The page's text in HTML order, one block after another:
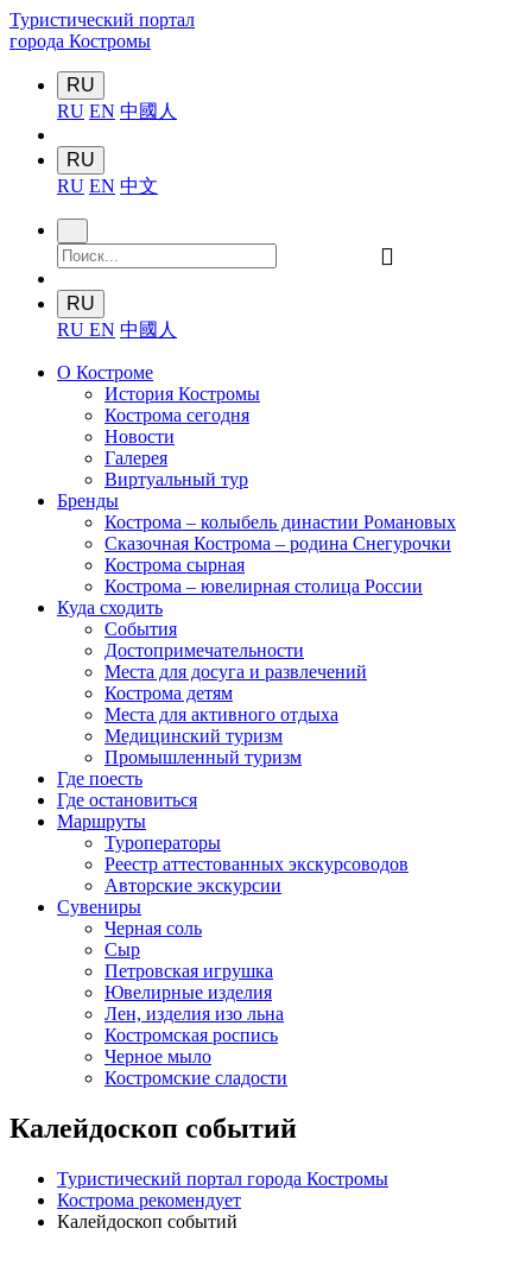
Туристический портал
города Костромы
RU
RU EN 中國人
RU
RU EN 中文
󰍉
RU
RU EN 中國人
О Костроме
История Костромы
Кострома сегодня
Новости
Галерея
Виртуальный тур
Бренды
Кострома – колыбель династии Романовых
Сказочная Кострома – родина Снегурочки
Кострома сырная
Кострома – ювелирная столица России
Куда сходить
События
Достопримечательности
Места для досуга и развлечений
Кострома детям
Места для активного отдыха
Медицинский туризм
Промышленный туризм
Где поесть
Где остановиться
Маршруты
Туроператоры
Реестр аттестованных экскурсоводов
Авторские экскурсии
Сувениры
Черная соль
Сыр
Петровская игрушка
Ювелирные изделия
Лен, изделия изо льна
Костромская роспись
Черное мыло
Костромские сладости
Калейдоскоп событий
Туристический портал города Костромы
Кострома рекомендует
Калейдоскоп событий